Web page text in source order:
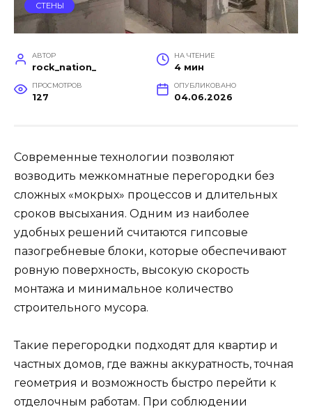
СТЕНЫ
АВТОР
rock_nation_
НА ЧТЕНИЕ
4 мин
ПРОСМОТРОВ
127
ОПУБЛИКОВАНО
04.06.2026
Современные технологии позволяют
возводить межкомнатные перегородки без
сложных «мокрых» процессов и длительных
сроков высыхания. Одним из наиболее
удобных решений считаются гипсовые
пазогребневые блоки, которые обеспечивают
ровную поверхность, высокую скорость
монтажа и минимальное количество
строительного мусора.
Такие перегородки подходят для квартир и
частных домов, где важны аккуратность, точная
геометрия и возможность быстро перейти к
отделочным работам. При соблюдении